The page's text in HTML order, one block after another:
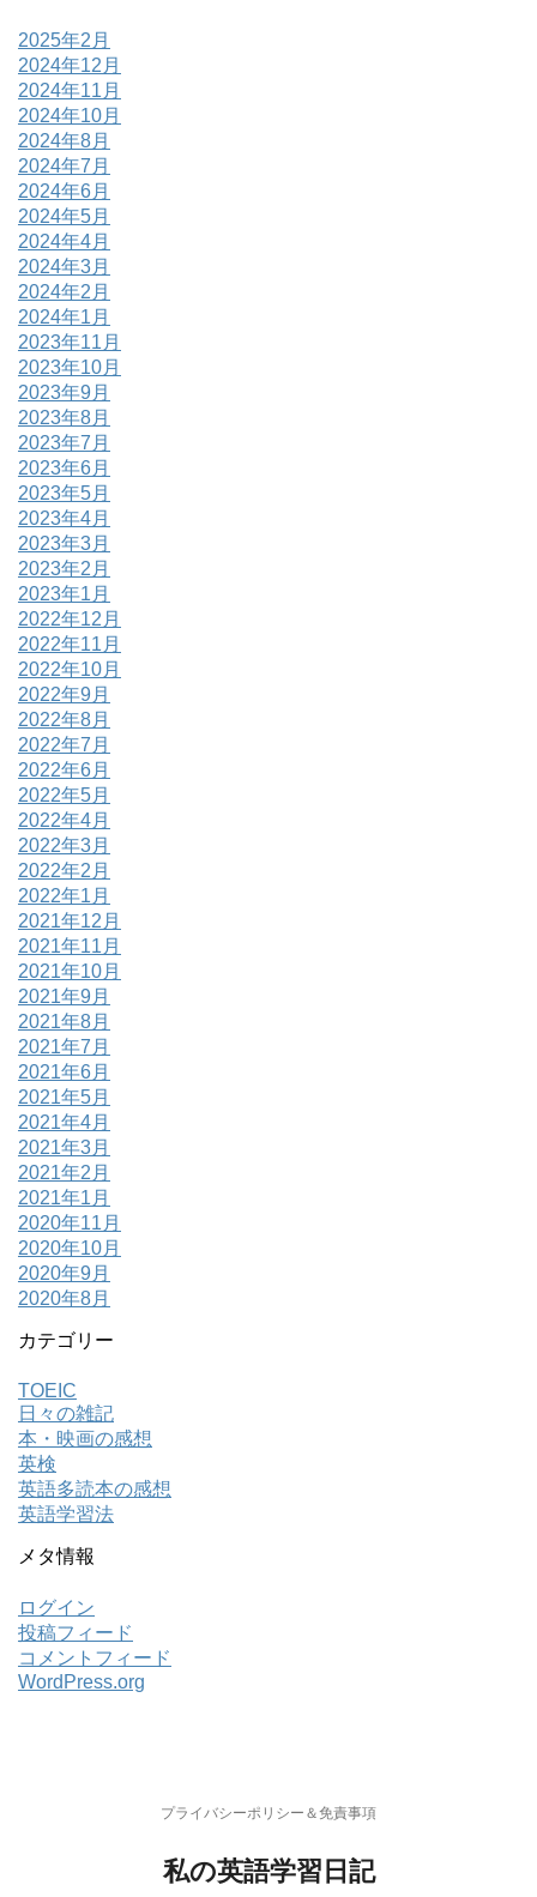
2025年2月
2024年12月
2024年11月
2024年10月
2024年8月
2024年7月
2024年6月
2024年5月
2024年4月
2024年3月
2024年2月
2024年1月
2023年11月
2023年10月
2023年9月
2023年8月
2023年7月
2023年6月
2023年5月
2023年4月
2023年3月
2023年2月
2023年1月
2022年12月
2022年11月
2022年10月
2022年9月
2022年8月
2022年7月
2022年6月
2022年5月
2022年4月
2022年3月
2022年2月
2022年1月
2021年12月
2021年11月
2021年10月
2021年9月
2021年8月
2021年7月
2021年6月
2021年5月
2021年4月
2021年3月
2021年2月
2021年1月
2020年11月
2020年10月
2020年9月
2020年8月
カテゴリー
TOEIC
日々の雑記
本・映画の感想
英検
英語多読本の感想
英語学習法
メタ情報
ログイン
投稿フィード
コメントフィード
WordPress.org
プライバシーポリシー＆免責事項
私の英語学習日記